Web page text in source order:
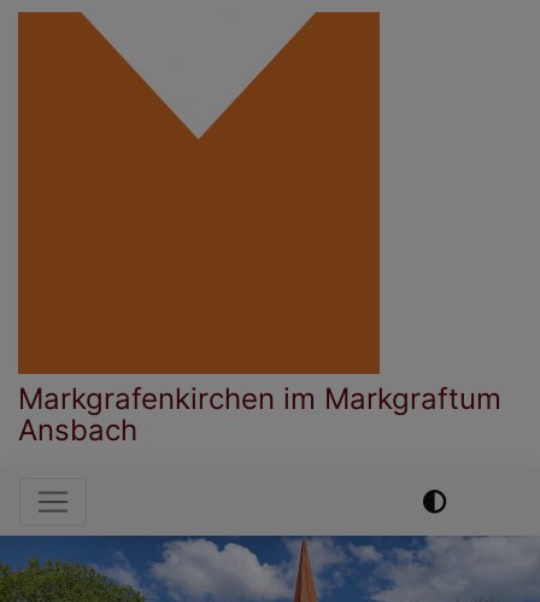
Direkt
Markgrafenkirchen im Markgraftum
Ansbach
Hauptnavigation